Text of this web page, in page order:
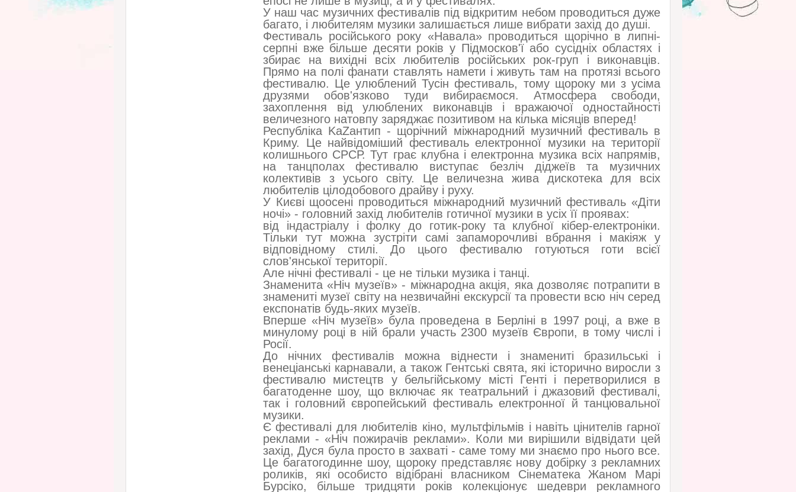
У наш час музичних фестивалів під відкритим небом проводиться дуже
багато, і любителям музики залишається лише вибрати захід до душі.
Фестиваль російського року «Навала» проводиться щорічно в липні-
серпні вже більше десяти років у Підмосков'ї або сусідніх областях і
збирає на вихідні всіх любителів російських рок-груп і виконавців.
Прямо на полі фанати ставлять намети і живуть там на протязі всього
фестивалю. Це улюблений Тусін фестиваль, тому щороку ми з усіма
друзями обов'язково туди вибираємося. Атмосфера свободи,
захоплення від улюблених виконавців і вражаючої одностайності
величезного натовпу заряджає позитивом на кілька місяців вперед!
Республіка KaZaнтип - щорічний міжнародний музичний фестиваль в
Криму. Це найвідоміший фестиваль електронної музики на території
колишнього СРСР. Тут грає клубна і електронна музика всіх напрямів,
на танцполах фестивалю виступає безліч діджеїв та музичних
колективів з усього світу. Це величезна жива дискотека для всіх
любителів цілодобового драйву і руху.
У Києві щоосені проводиться міжнародний музичний фестиваль «Діти
ночі» - головний захід любителів готичної музики в усіх її проявах:
від індастріалу і фолку до готик-року та клубної кібер-електроніки.
Тільки тут можна зустріти самі запаморочливі вбрання і макіяж у
відповідному стилі. До цього фестивалю готуються готи всієї
слов'янської території.
Але нічні фестивалі - це не тільки музика і танці.
Знаменита «Ніч музеїв» - міжнародна акція, яка дозволяє потрапити в
знамениті музеї світу на незвичайні екскурсії та провести всю ніч серед
експонатів будь-яких музеїв.
Вперше «Ніч музеїв» була проведена в Берліні в 1997 році, а вже в
минулому році в ній брали участь 2300 музеїв Європи, в тому числі і
Росії.
До нічних фестивалів можна віднести і знамениті бразильські і
венеціанські карнавали, а також Гентські свята, які історично виросли з
фестивалю мистецтв у бельгійському місті Генті і перетворилися в
багатоденне шоу, що включає як театральний і джазовий фестивалі,
так і головний європейський фестиваль електронної й танцювальної
музики.
Є фестивалі для любителів кіно, мультфільмів і навіть цінителів гарної
реклами - «Ніч пожирачів реклами». Коли ми вирішили відвідати цей
захід, Дуся була просто в захваті - саме тому ми знаємо про нього все.
Це багатогодинне шоу, щороку представляє нову добірку з рекламних
роликів, які особисто відібрані власником Сінематека Жаном Марі
Бурсіко, більше тридцяти років колекціонує шедеври рекламного